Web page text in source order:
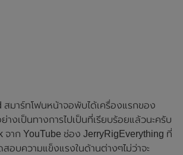
สมาร์ทโฟนหน้าจอพับได้เครื่องแรกของ
างเป็นทางการไปเป็นที่เรียบร้อยแล้วนะครับ
จาก YouTube ช่อง JerryRigEverything ที่
สอบความแข็งแรงในด้านต่างๆไม่ว่าจะ